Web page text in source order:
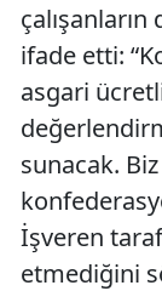
çalışanların
ifade etti:
asgari
sunacak.
İşveren
etmediğini